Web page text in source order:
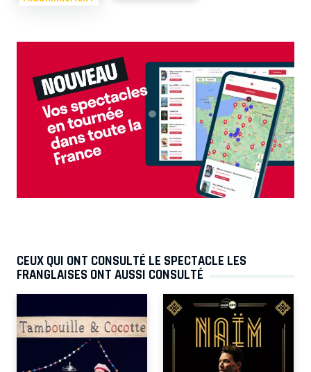
CEUX QUI ONT CONSULTÉ LE SPECTACLE LES
FRANGLAISES ONT AUSSI CONSULTÉ